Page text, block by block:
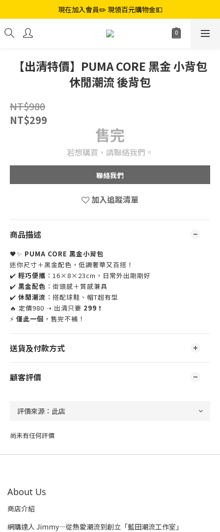
現在加入會員✏️ 現領百元購物金💵
【出清特價】PUMA CORE 黑金 小背包
休閒潮流 後背包
NT$980
NT$299
售完
若想購買，請聯絡我們。
聯絡我們
加入追蹤清單
商品描述
🖤✨ PUMA CORE 黑金小背包
迷你尺寸＋黑金配色，低調奢華又百搭！
✔️ 輕巧便攜 ：16×8×23cm，日常外出剛剛好
✔️ 黑金配色 ：街頭感＋質感兼具
✔️ 休閒潮流 ：搭配球鞋、帽T超有型
🔥 定價980 ➝ 出清只要 299 ❗
⚡ 僅此一個 ，售完不補！
送貨及付款方式
顧客評價
尚未有任何評價
About Us
商店介紹
網購達人 Jimmy—從熱愛潮流到創立「藍田潮流工作室」